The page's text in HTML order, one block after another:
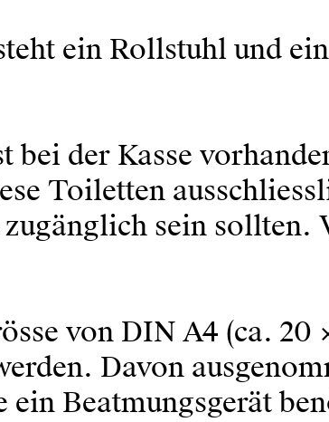
ein Rollstuhl und
der Kasse
Toiletten
sein
von DIN A4 (ca. 20
Davon
Beatmungsgerät